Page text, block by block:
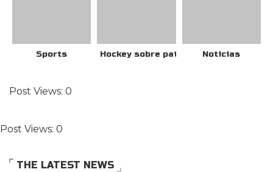
Sports Hockey sobre patines Noticias
Post Views: 0
Post Views: 0
THE LATEST NEWS